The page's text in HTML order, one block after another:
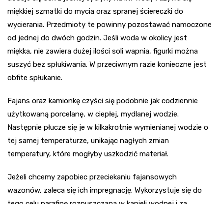
miękkiej szmatki do mycia oraz spranej ściereczki do
wycierania. Przedmioty te powinny pozostawać namoczone
od jednej do dwóch godzin. Jeśli woda w okolicy jest
miękka, nie zawiera dużej ilości soli wapnia, figurki można
suszyć bez spłukiwania. W przeciwnym razie konieczne jest
obfite spłukanie.
Fajans oraz kamionkę czyści się podobnie jak codziennie
użytkowaną porcelanę, w ciepłej, mydlanej wodzie.
Następnie płucze się je w kilkakrotnie wymienianej wodzie o
tej samej temperaturze, unikając nagłych zmian
temperatury, które mogłyby uszkodzić materiał.
Jeżeli chcemy zapobiec przeciekaniu fajansowych
wazonów, zaleca się ich impregnację. Wykorzystuje się do